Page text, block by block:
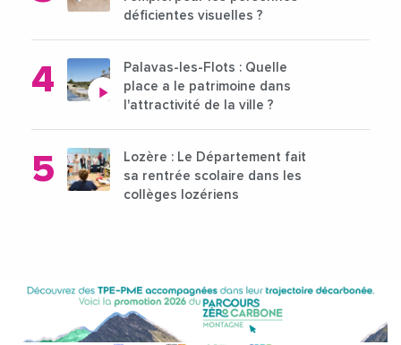
déficientes visuelles ?
Palavas-les-Flots : Quelle
place a le patrimoine dans
l'attractivité de la ville ?
Lozère : Le Département fait
sa rentrée scolaire dans les
collèges lozériens